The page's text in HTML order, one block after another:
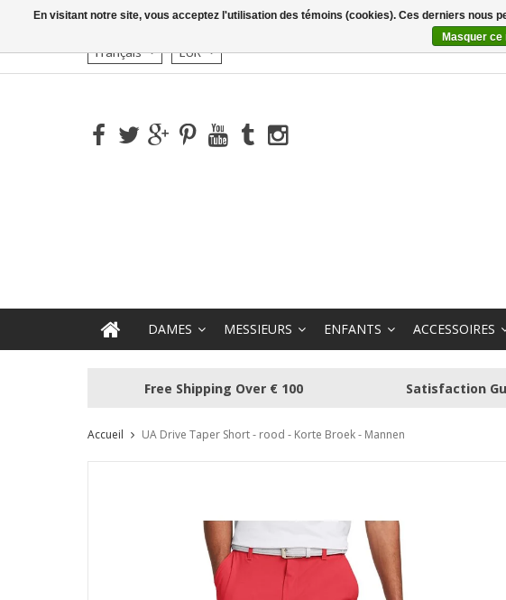
Français EUR
DAMES MESSIEURS ENFANTS ACCESSOIRES
Free Shipping Over € 100 Satisfaction
Accueil UA Drive Taper Short - rood - Korte Broek - Mannen
En visitant notre site, vous acceptez l'utilisation des témoins (cookies). Ces derniers
Masquer